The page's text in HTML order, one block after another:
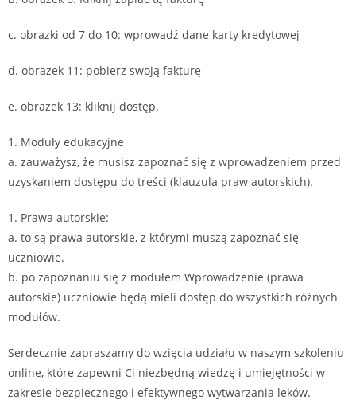
c. obrazki od 7 do 10: wprowadź dane karty kredytowej
d. obrazek 11: pobierz swoją fakturę
e. obrazek 13: kliknij dostęp.
1. Moduły edukacyjne
a. zauważysz, że musisz zapoznać się z wprowadzeniem przed
uzyskaniem dostępu do treści (klauzula praw autorskich).
1. Prawa autorskie:
a. to są prawa autorskie, z którymi muszą zapoznać się
uczniowie.
b. po zapoznaniu się z modułem Wprowadzenie (prawa
autorskie) uczniowie będą mieli dostęp do wszystkich różnych
modułów.
Serdecznie zapraszamy do wzięcia udziału w naszym szkoleniu
online, które zapewni Ci niezbędną wiedzę i umiejętności w
zakresie bezpiecznego i efektywnego wytwarzania leków.